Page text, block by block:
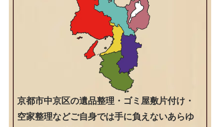
京都市中京区の遺品整理・ゴミ屋敷片付け・
空家整理などご自身では手に負えないあらゆ